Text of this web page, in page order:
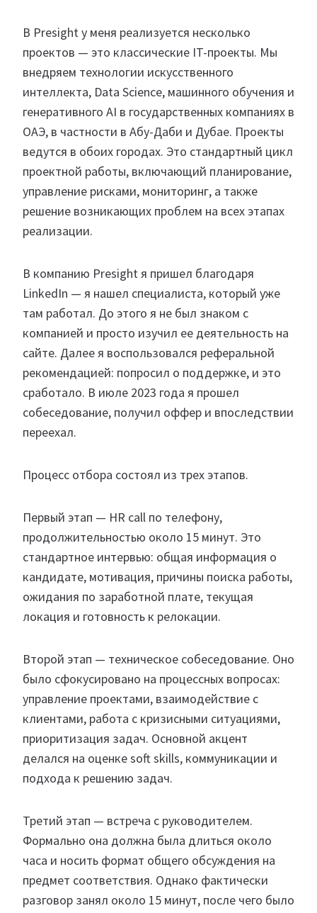
В Presight у меня реализуется несколько
проектов — это классические IT-проекты. Мы
внедряем технологии искусственного
интеллекта, Data Science, машинного обучения и
генеративного AI в государственных компаниях в
ОАЭ, в частности в Абу-Даби и Дубае. Проекты
ведутся в обоих городах. Это стандартный цикл
проектной работы, включающий планирование,
управление рисками, мониторинг, а также
решение возникающих проблем на всех этапах
реализации.
В компанию Presight я пришел благодаря
LinkedIn — я нашел специалиста, который уже
там работал. До этого я не был знаком с
компанией и просто изучил ее деятельность на
сайте. Далее я воспользовался реферальной
рекомендацией: попросил о поддержке, и это
сработало. В июле 2023 года я прошел
собеседование, получил оффер и впоследствии
переехал.
Процесс отбора состоял из трех этапов.
Первый этап — HR call по телефону,
продолжительностью около 15 минут. Это
стандартное интервью: общая информация о
кандидате, мотивация, причины поиска работы,
ожидания по заработной плате, текущая
локация и готовность к релокации.
Второй этап — техническое собеседование. Оно
было сфокусировано на процессных вопросах:
управление проектами, взаимодействие с
клиентами, работа с кризисными ситуациями,
приоритизация задач. Основной акцент
делался на оценке soft skills, коммуникации и
подхода к решению задач.
Третий этап — встреча с руководителем.
Формально она должна была длиться около
часа и носить формат общего обсуждения на
предмет соответствия. Однако фактически
разговор занял около 15 минут, после чего было